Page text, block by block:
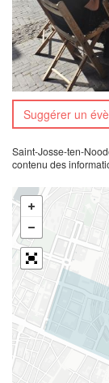
Suggérer un
Saint-Josse-ten-
contenu des